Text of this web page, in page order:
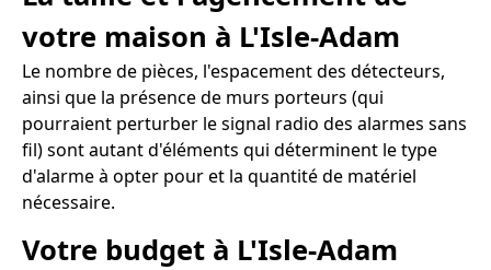
votre maison à L'Isle-Adam
Le nombre de pièces, l'espacement des détecteurs,
ainsi que la présence de murs porteurs (qui
pourraient perturber le signal radio des alarmes sans
fil) sont autant d'éléments qui déterminent le type
d'alarme à opter pour et la quantité de matériel
nécessaire.
Votre budget à L'Isle-Adam